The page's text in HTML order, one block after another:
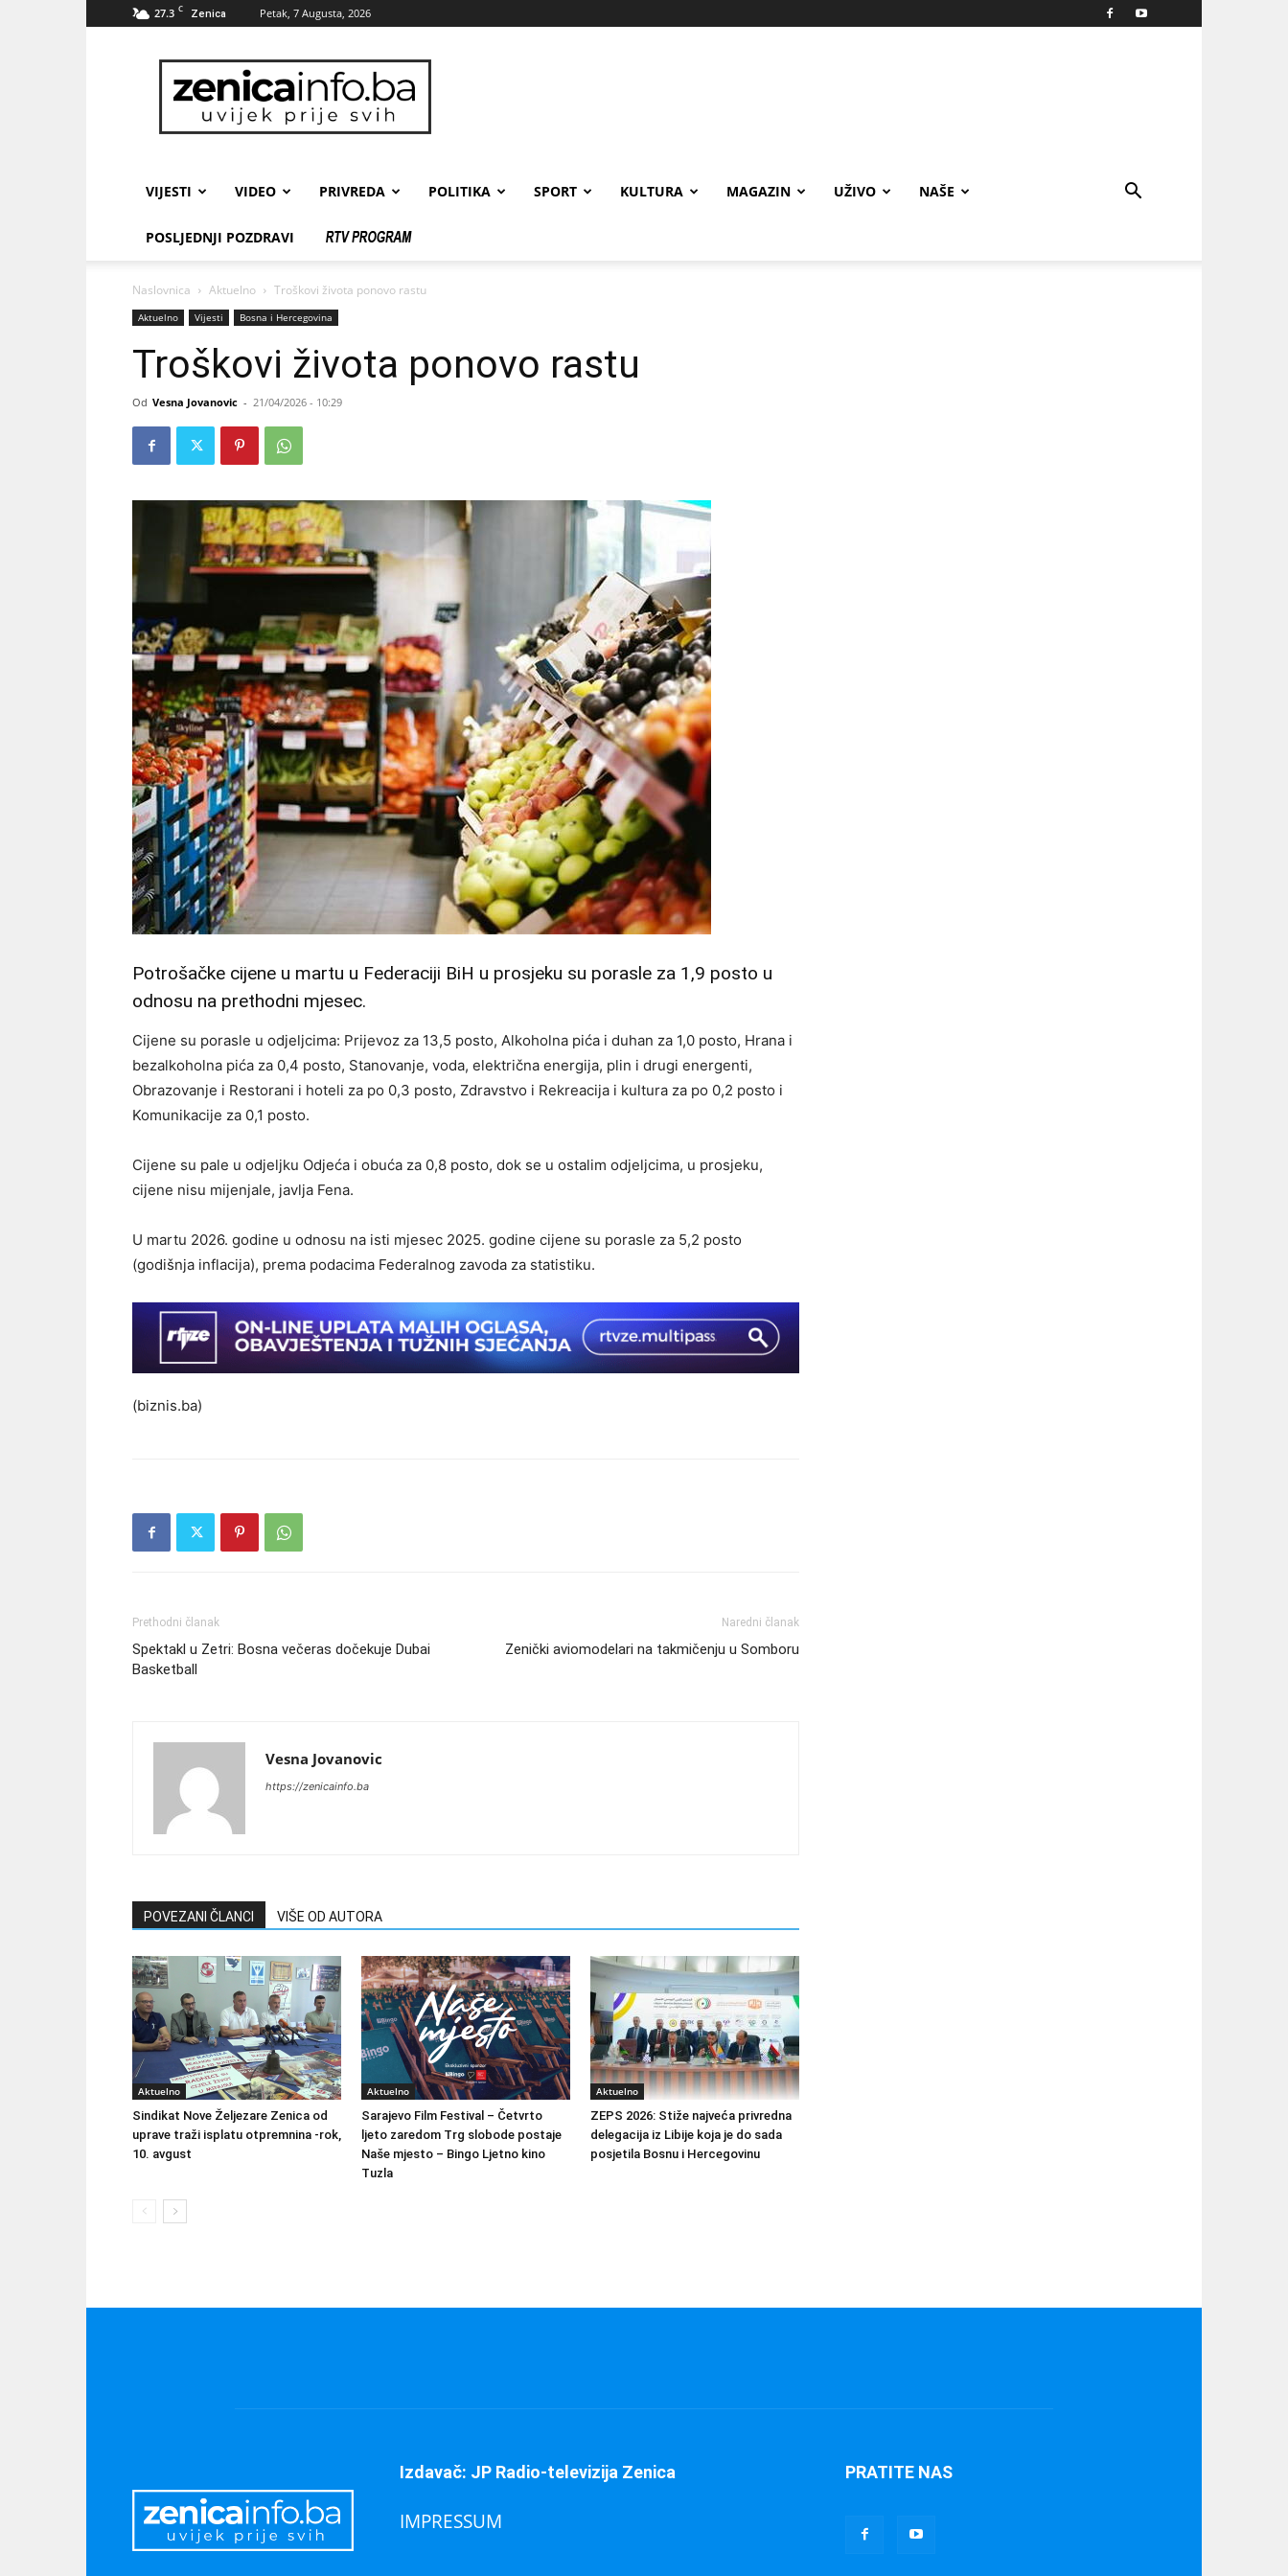
27.3 C Zenica Petak, 7 Augusta, 2026
zenicainfo.ba
VIJESTI VIDEO PRIVREDA POLITIKA SPORT KULTURA MAGAZIN UŽIVO NAŠE
POSLJEDNJI POZDRAVI
Naslovnica Aktuelno Troškovi života ponovo rastu
Aktuelno Vijesti Bosna i Hercegovina
Troškovi života ponovo rastu
Od Vesna Jovanovic - 21/04/2026 - 10:29
Potrošačke cijene u martu u Federaciji BiH u prosjeku su porasle za 1,9 posto u
odnosu na prethodni mjesec.
Cijene su porasle u odjeljcima: Prijevoz za 13,5 posto, Alkoholna pića i duhan za 1,0 posto, Hrana i
bezalkoholna pića za 0,4 posto, Stanovanje, voda, električna energija, plin i drugi energenti,
Obrazovanje i Restorani i hoteli za po 0,3 posto, Zdravstvo i Rekreacija i kultura za po 0,2 posto i
Komunikacije za 0,1 posto.
Cijene su pale u odjeljku Odjeća i obuća za 0,8 posto, dok se u ostalim odjeljcima, u prosjeku,
cijene nisu mijenjale, javlja Fena.
U martu 2026. godine u odnosu na isti mjesec 2025. godine cijene su porasle za 5,2 posto
(godišnja inflacija), prema podacima Federalnog zavoda za statistiku.
(biznis.ba)
Prethodni članak
Spektakl u Zetri: Bosna večeras dočekuje Dubai
Basketball
Naredni članak
Zenički aviomodelari na takmičenju u Somboru
Vesna Jovanovic
https://zenicainfo.ba
POVEZANI ČLANCI VIŠE OD AUTORA
Aktuelno
Sindikat Nove Željezare Zenica od
uprave traži isplatu otpremnina -rok,
10. avgust
Aktuelno
Sarajevo Film Festival – Četvrto
ljeto zaredom Trg slobode postaje
Naše mjesto – Bingo Ljetno kino
Tuzla
Aktuelno
ZEPS 2026: Stiže najveća privredna
delegacija iz Libije koja je do sada
posjetila Bosnu i Hercegovinu
Izdavač: JP Radio-televizija Zenica
IMPRESSUM
PRATITE NAS